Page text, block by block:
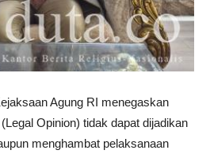
Agung RI menegaskan
Opinion) tidak dapat dijadikan
menghambat pelaksanaan